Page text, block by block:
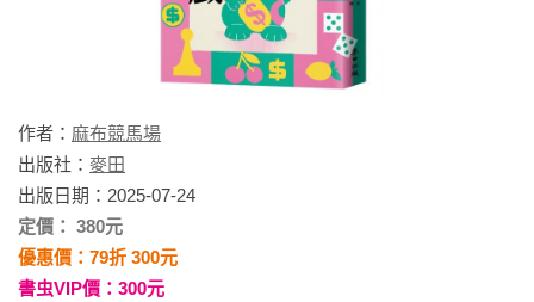
作者： 麻布競馬場
出版社： 麥田
出版日期：2025-07-24
定價： 380元
優惠價：79折 300元
書虫VIP價：300元